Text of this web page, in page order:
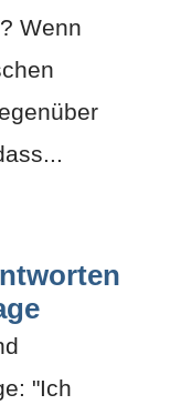
Wenn
"Ich